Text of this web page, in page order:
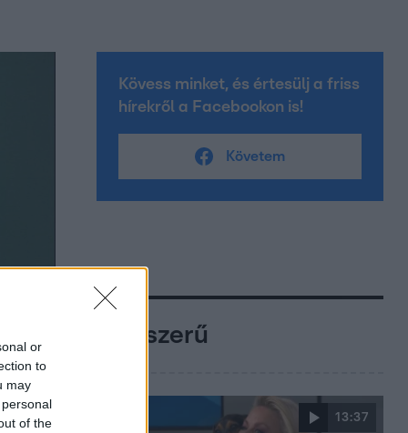
or
to
may
of the
Kövess minket, és értesülj a friss
hírekről a Facebookon is!
Követem
Népszerű
13:37